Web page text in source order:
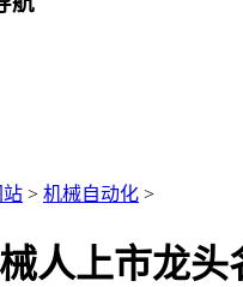
站 > 机械自动化 >
人上市龙